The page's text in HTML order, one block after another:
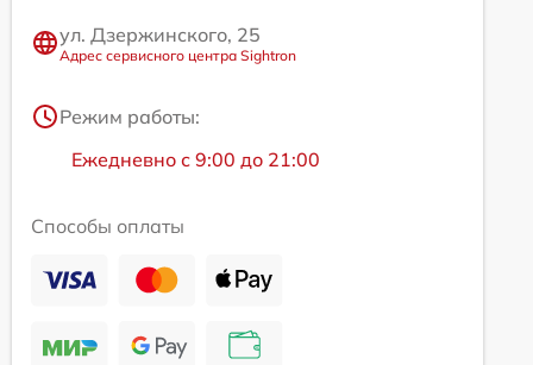
ул. Дзержинского, 25
Адрес сервисного центра Sightron
Режим работы:
Ежедневно с 9:00 до 21:00
Способы оплаты